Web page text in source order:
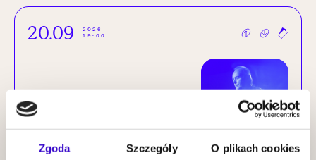
Zgoda Szczegóły O plikach cookies
20.09
2026
19:00
Wiesław